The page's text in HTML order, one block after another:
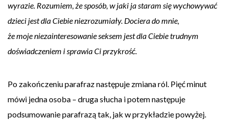
wyrazie. Rozumiem, że sposób, w jaki ja staram się wychowywać
dzieci jest dla Ciebie niezrozumiały. Dociera do mnie,
że moje niezainteresowanie seksem jest dla Ciebie trudnym
doświadczeniem i sprawia Ci przykrość.
Po zakończeniu parafraz następuje zmiana ról. Pięć minut
mówi jedna osoba – druga słucha i potem następuje
podsumowanie parafrazą tak, jak w przykładzie powyżej.